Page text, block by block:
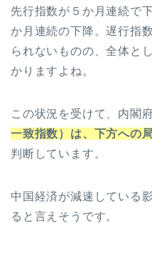
先行指数が５か月連続で
か月連続の下降。遅行指
られないものの、全体と
かりますよね。
この状況を受けて、内閣
一致指数）は、下方への
判断しています。
中国経済が減速している
ると言えそうです。